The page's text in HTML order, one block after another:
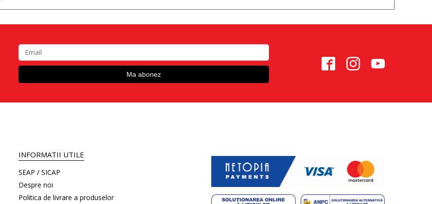
INFORMATII UTILE
SEAP / SICAP
Despre noi
Politica de livrare a produselor